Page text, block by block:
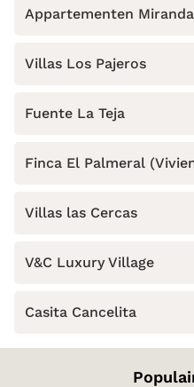
Appartementen Miranda
Villas Los Pajeros
Fuente La Teja
Finca El Palmeral
Villas las Cercas
V&C Luxury Village
Casita Cancelita